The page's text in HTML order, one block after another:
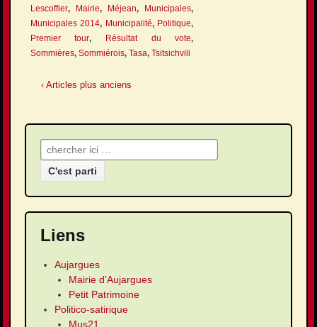
Lescoffier, Mairie, Méjean, Municipales,
Municipales 2014, Municipalité, Politique,
Premier tour, Résultat du vote,
Sommières, Sommiérois, Tasa, Tsitsichvili
‹ Articles plus anciens
Recherche pour:
Liens
Aujargues
Mairie d’Aujargues
Petit Patrimoine
Politico-satirique
Mus21